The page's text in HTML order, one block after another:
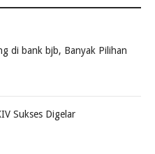
di bank bjb, Banyak Pilihan
Sukses Digelar